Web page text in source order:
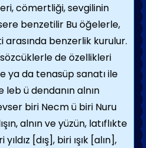
cömertliği, sevgilinin
benzetilir Bu öğelerle,
arasında benzerlik kurulur.
de özellikleri
ya da tenasüp sanatı ile
leb ü dendanın alnın
biri Necm ü biri Nuru
alnın ve yüzün, latıflıkte
[dış], biri ışık [alın],